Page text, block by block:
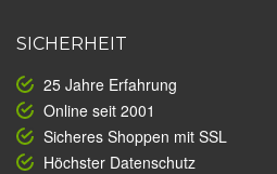
SICHERHEIT
25 Jahre Erfahrung
Online seit 2001
Sicheres Shoppen mit SSL
Höchster Datenschutz